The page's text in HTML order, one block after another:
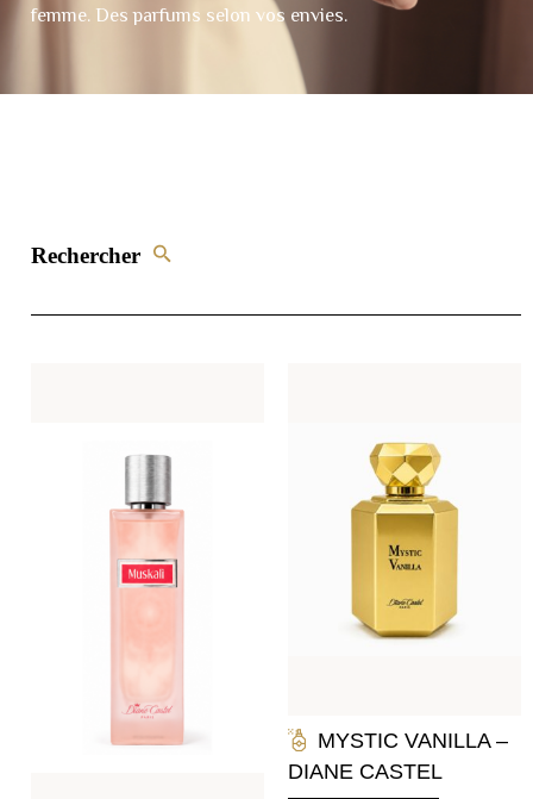
femme. Des parfums selon vos envies.
Rechercher
MYSTIC VANILLA –
DIANE CASTEL